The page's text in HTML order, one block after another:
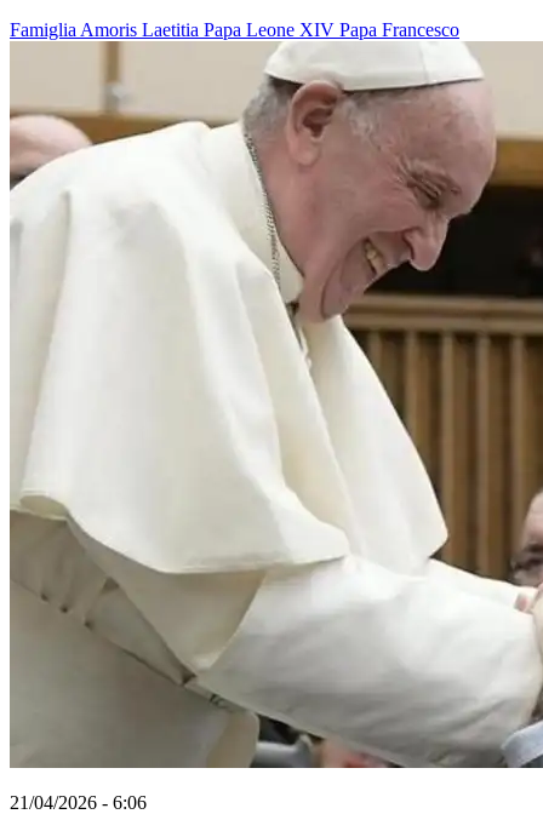
Famiglia Amoris Laetitia Papa Leone XIV Papa Francesco
21/04/2026 - 6:06